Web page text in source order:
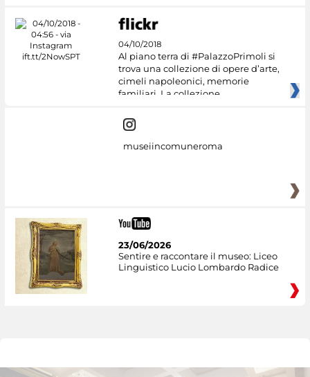
04/10/2018
Al piano terra di #PalazzoPrimoli si
trova una collezione di opere d’arte,
cimeli napoleonici, memorie
familiari. La collezione
museiincomuneroma
23/06/2026
Sentire e raccontare il museo: Liceo
Linguistico Lucio Lombardo Radice